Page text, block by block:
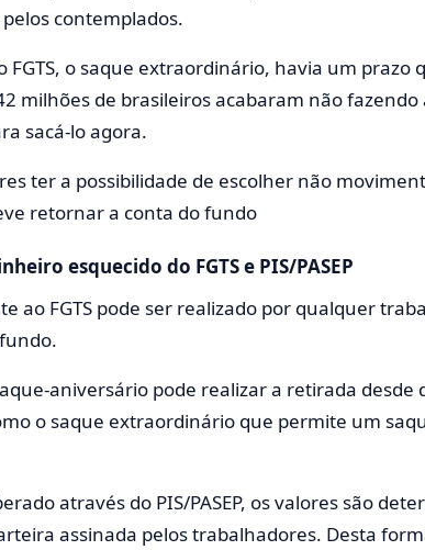
contemplados.
FGTS, o saque extraordinário, havia um prazo
milhões de brasileiros acabaram não
sacá-lo agora.
ter a possibilidade de escolher não
retornar a conta do fundo
esquecido do FGTS e PIS/PASEP
ao FGTS pode ser realizado por qualquer
aniversário pode realizar a retirada desde
o saque extraordinário que permite um
através do PIS/PASEP, os valores são
assinada pelos trabalhadores. Desta